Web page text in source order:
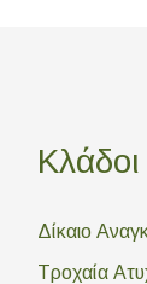
Κλάδοι
Δίκαιο
Τροχαία